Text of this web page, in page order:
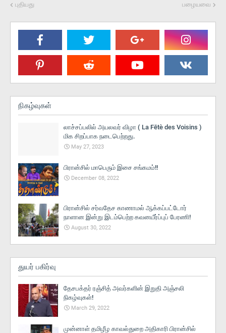
புதியது பழையவை
நிகழ்வுகள்
லாச்சப்பலில் அயலவர் விழா ( La Fētè des Voisins )
மிக சிறப்பாக நடைபெற்றது.
May 27, 2023
பிரான்சில் மாபெரும் இசை சங்கமம்!!
December 08, 2022
பிரான்சில் சர்வதேச காணாமல் ஆக்கப்பட்டோர்
நாளான இன்று இடம்பெற்ற கவனயீர்ப்புப் பேரணி!
August 30, 2022
துயர் பகிர்வு
தேசபக்தர் ரஞ்சித் அவர்களின் இறுதி அஞ்சலி
நிகழ்வுகள்!
March 29, 2022
முன்னாள் தமிழீழ காவல்துறை அதிகாரி பிரான்சில்